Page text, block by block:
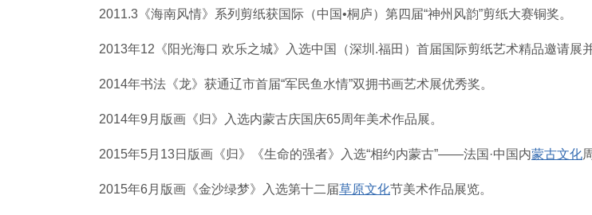
2011.3《海南风情》系列剪纸获国际（中国•桐庐）第四届“神州风韵”剪纸大赛铜奖。
2013年12《阳光海口 欢乐之城》入选中国（深圳.福田）首届国际剪纸艺术精品邀请展
2014年书法《龙》获通辽市首届“军民鱼水情”双拥书画艺术展优秀奖。
2014年9月版画《归》入选内蒙古庆国庆65周年美术作品展。
2015年5月13日版画《归》《生命的强者》入选“相约内蒙古”——法国·中国内蒙古文化
2015年6月版画《金沙绿梦》入选第十二届草原文化节美术作品展览。